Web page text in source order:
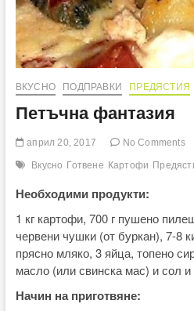
ВКУСНО ПОДПРАВКИ ПРЕДЯСТИЯ
Петъчна фантазия
април 20, 2017 No Comments
Вкусно Готвене Картофи
Необходими продукти:
1 кг картофи, 700 г пушено
червени чушки (от буркан), 7-8
прясно мляко, 3 яйца, топено
масло (или свинска мас) и сол и
Начин на приготвяне: